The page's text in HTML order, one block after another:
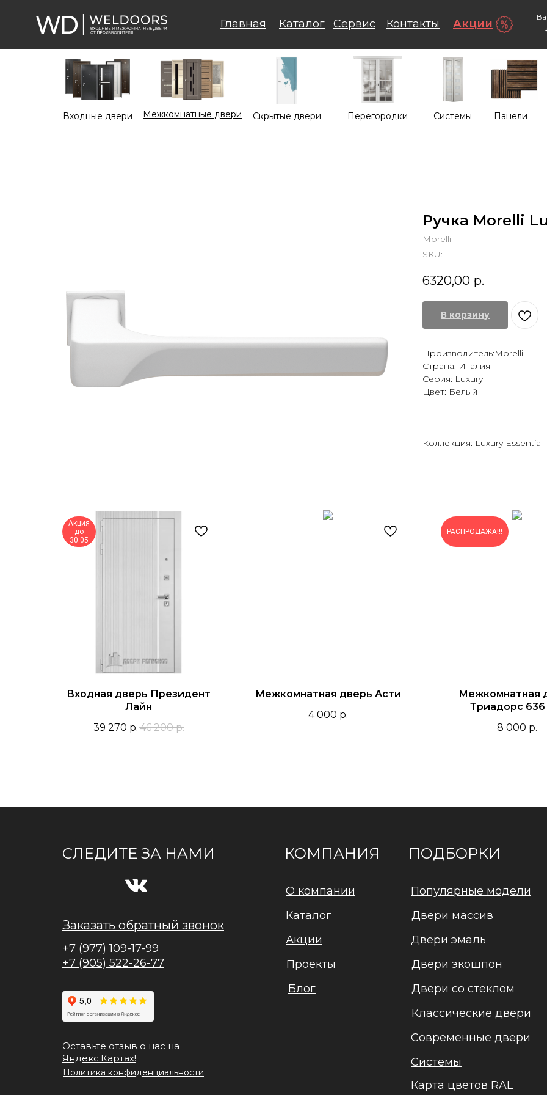
Каталог
Главная Контакты
Сервис Акции
Системы Панели
Перегородки
Cкрытые двери
Входные двери Межкомнатные двери
Ручка Morelli
Morelli
SKU:
6320,00 р.
В корзину
Производитель:Morelli
Страна: Италия
Серия: Luxury
Цвет: Белый
Коллекция: Luxury Essential
Акция
до
30.05
Входная дверь Президент
Лайн
39 270 р.46 200 р.
Межкомнатная дверь Асти
4 000 р.
РАСПРОДАЖА!!!
Межкомнатная
Триадорс
8 000 р.
СЛЕДИТЕ ЗА НАМИ КОМПАНИЯ ПОДБОРКИ
+7 (977) 109-17-99
+7 (905) 522-26-77
Популярные модели
О компании
Двери эмаль
Каталог
Двери экошпон
Акции
Современные двери
Классические двери
Системы
Двери со стеклом
Двери массив
Оставьте отзыв о нас на
Яндекс.Картах!
Проекты
Заказать обратный звонок
Политика конфиденциальности
Блог
Карта цветов RAL